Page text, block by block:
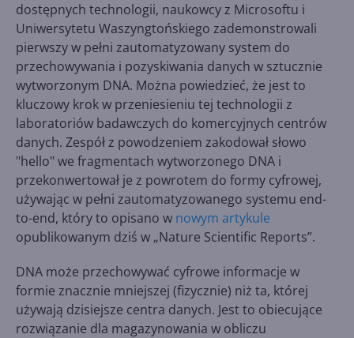
dostępnych technologii, naukowcy z Microsoftu i
Uniwersytetu Waszyngtońskiego zademonstrowali
pierwszy w pełni zautomatyzowany system do
przechowywania i pozyskiwania danych w sztucznie
wytworzonym DNA. Można powiedzieć, że jest to
kluczowy krok w przeniesieniu tej technologii z
laboratoriów badawczych do komercyjnych centrów
danych. Zespół z powodzeniem zakodował słowo
"hello" we fragmentach wytworzonego DNA i
przekonwertował je z powrotem do formy cyfrowej,
używając w pełni zautomatyzowanego systemu end-
to-end, który to opisano w nowym artykule
opublikowanym dziś w „Nature Scientific Reports”.
DNA może przechowywać cyfrowe informacje w
formie znacznie mniejszej (fizycznie) niż ta, której
używają dzisiejsze centra danych. Jest to obiecujące
rozwiązanie dla magazynowania w obliczu